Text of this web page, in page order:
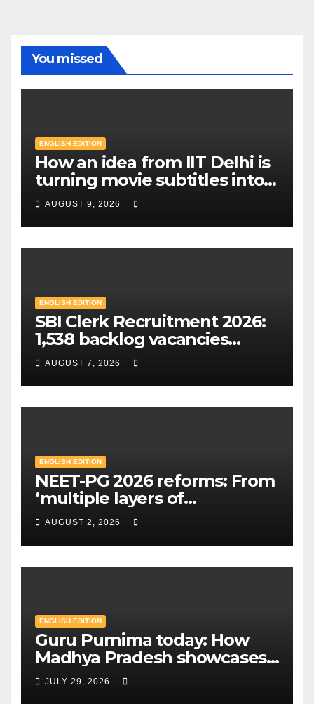
You missed
ENGLISH EDITION
How an idea from IIT Delhi is
turning movie subtitles into a
literacy tool for billions in
India | Mint
AUGUST 9, 2026
ENGLISH EDITION
SBI Clerk Recruitment 2026:
1,538 backlog vacancies
announced in special drive;
Check eligibility & how to
apply | Mint
AUGUST 7, 2026
ENGLISH EDITION
NEET-PG 2026 reforms: From
‘multiple layers of
encryption’ to centres closer
to home — Key changes in 30
August exam | Mint
AUGUST 2, 2026
ENGLISH EDITION
Guru Purnima today: How
Madhya Pradesh showcases
Sandipani schools as new
education model | Mint
JULY 29, 2026